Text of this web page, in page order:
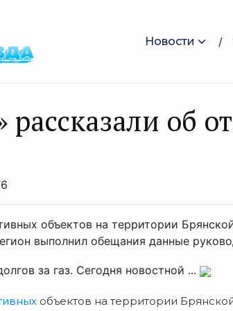
Новости
рассказали об
объектов на территории
выполнил обещания данные
за газ. Сегодня новостной ...
объектов на территории